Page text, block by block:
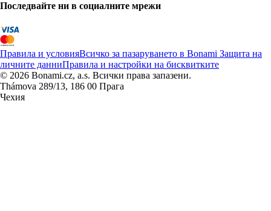
Последвайте ни в социалните мрежи
Правила и условияВсичко за пазаруването в Bonami Защита на
личните данниПравила и настройки на бисквитките
© 2026 Bonami.cz, a.s. Всички права запазени.
Thámova 289/13, 186 00 Прага
Чехия